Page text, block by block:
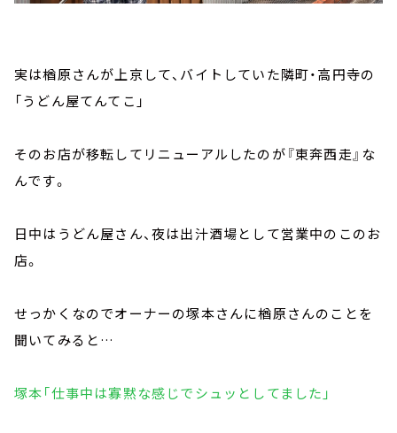
実は楢原さんが上京して、バイトしていた隣町・高円寺の
「うどん屋てんてこ」
そのお店が移転してリニューアルしたのが『東奔西走』な
んです。
日中はうどん屋さん、夜は出汁酒場として営業中のこのお
店。
せっかくなのでオーナーの塚本さんに楢原さんのことを
聞いてみると…
塚本「仕事中は寡黙な感じでシュッとしてました」